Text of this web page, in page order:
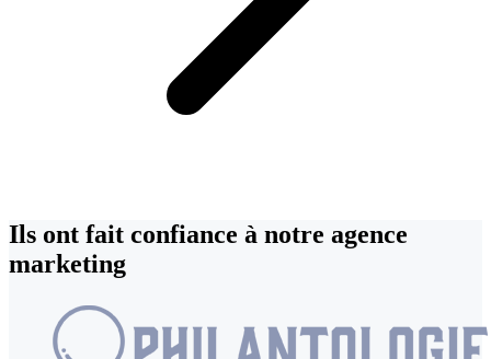
Ils ont fait confiance à notre agence
marketing